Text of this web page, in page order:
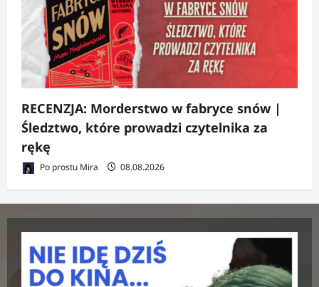
RECENZJA: Morderstwo w fabryce snów |
Śledztwo, które prowadzi czytelnika za
rękę
Po prostu Mira 08.08.2026